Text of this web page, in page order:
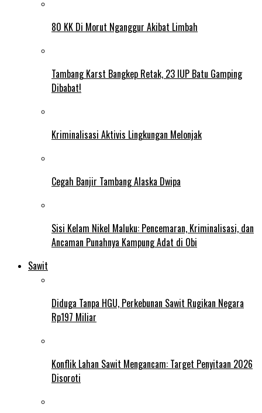
80 KK Di Morut Nganggur Akibat Limbah
Tambang Karst Bangkep Retak, 23 IUP Batu Gamping
Dibabat!
Kriminalisasi Aktivis Lingkungan Melonjak
Cegah Banjir Tambang Alaska Dwipa
Sisi Kelam Nikel Maluku: Pencemaran, Kriminalisasi, dan
Ancaman Punahnya Kampung Adat di Obi
Sawit
Diduga Tanpa HGU, Perkebunan Sawit Rugikan Negara
Rp197 Miliar
Konflik Lahan Sawit Mengancam: Target Penyitaan 2026
Disoroti